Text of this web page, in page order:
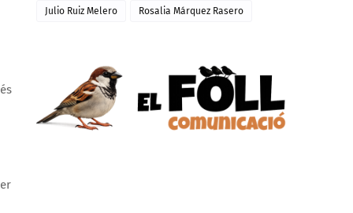
Julio Ruiz Melero Rosalia Márquez Rasero